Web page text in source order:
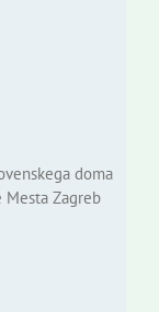
doma
Zagreb